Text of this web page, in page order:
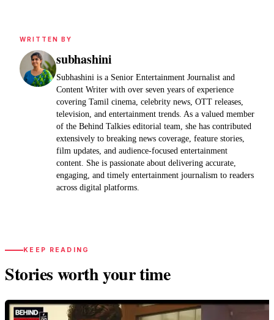
WRITTEN BY
subhashini
Subhashini is a Senior Entertainment Journalist and
Content Writer with over seven years of experience
covering Tamil cinema, celebrity news, OTT releases,
television, and entertainment trends. As a valued member
of the Behind Talkies editorial team, she has contributed
extensively to breaking news coverage, feature stories,
film updates, and audience-focused entertainment
content. She is passionate about delivering accurate,
engaging, and timely entertainment journalism to readers
across digital platforms.
KEEP READING
Stories worth your time